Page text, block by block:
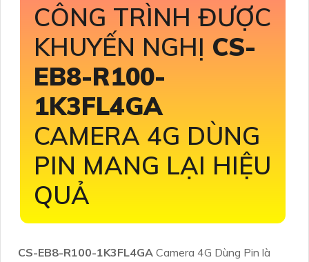
CÔNG TRÌNH ĐƯỢC
KHUYẾN NGHỊ CS-
EB8-R100-
1K3FL4GA
CAMERA 4G DÙNG
PIN MANG LẠI HIỆU
QUẢ
CS-EB8-R100-1K3FL4GA Camera 4G Dùng Pin là